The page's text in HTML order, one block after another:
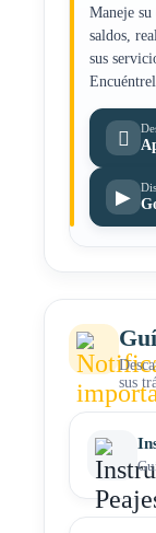
Maneje
saldos,
sus

▶
sus